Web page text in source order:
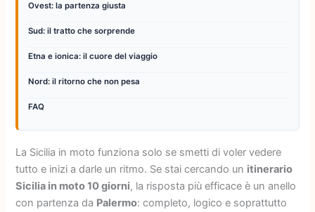
Ovest: la partenza giusta
Sud: il tratto che sorprende
Etna e ionica: il cuore del viaggio
Nord: il ritorno che non pesa
FAQ
La Sicilia in moto funziona solo se smetti di voler vedere
tutto e inizi a darle un ritmo. Se stai cercando un itinerario
Sicilia in moto 10 giorni, la risposta più efficace è un anello
con partenza da Palermo: completo, logico e soprattutto